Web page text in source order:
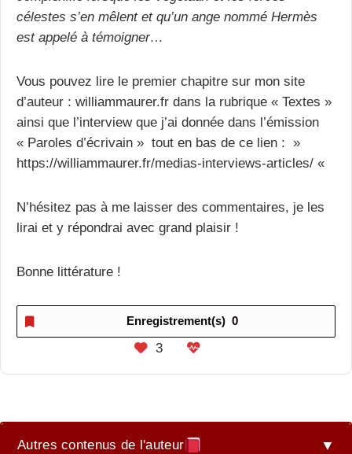
célestes s’en mêlent et qu’un ange nommé Hermès
est appelé à témoigner…
Vous pouvez lire le premier chapitre sur mon site
d’auteur : williammaurer.fr dans la rubrique « Textes »
ainsi que l’interview que j’ai donnée dans l’émission
« Paroles d’écrivain » tout en bas de ce lien : »
https://williammaurer.fr/medias-interviews-articles/ «
N’hésitez pas à me laisser des commentaires, je les
lirai et y répondrai avec grand plaisir !
Bonne littérature !
Enregistrement(s) 0
3
Autres contenus de l'auteur ▼